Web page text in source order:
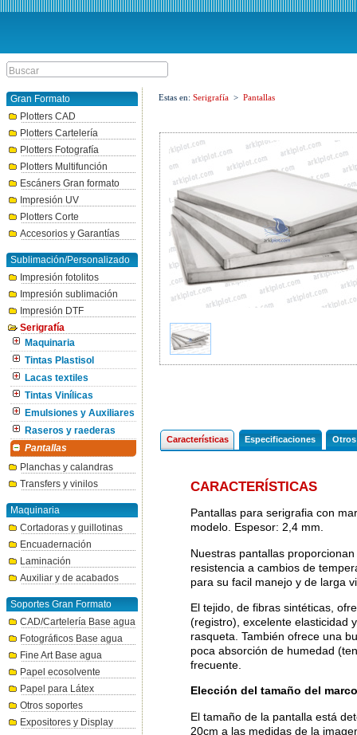
Gran Formato
Plotters CAD
Plotters Cartelería
Plotters Fotografía
Plotters Multifunción
Escáners Gran formato
Impresión UV
Plotters Corte
Accesorios y Garantías
Sublimación/Personalizado
Impresión fotolitos
Impresión sublimación
Impresión DTF
Serigrafía
Maquinaria
Tintas Plastisol
Lacas textiles
Tintas Vinílicas
Emulsiones y Auxiliares
Raseros y raederas
Pantallas
Planchas y calandras
Transfers y vinilos
Maquinaria
Cortadoras y guillotinas
Encuadernación
Laminación
Auxiliar y de acabados
Soportes Gran Formato
CAD/Cartelería Base agua
Fotográficos Base agua
Fine Art Base agua
Papel ecosolvente
Papel para Látex
Otros soportes
Expositores y Display
Estas en: Serigrafía > Pantallas
Características Especificaciones
CARACTERÍSTICAS
Pantallas para serigrafia con
modelo. Espesor: 2,4 mm.
Nuestras pantallas
resistencia a cambios de
para su facil manejo y de larga
El tejido, de fibras sintéticas,
(registro), excelente elasticidad
rasqueta. También ofrece una
poca absorción de humedad
frecuente.
Elección del tamaño del marco
El tamaño de la pantalla está
20cm a las medidas de la